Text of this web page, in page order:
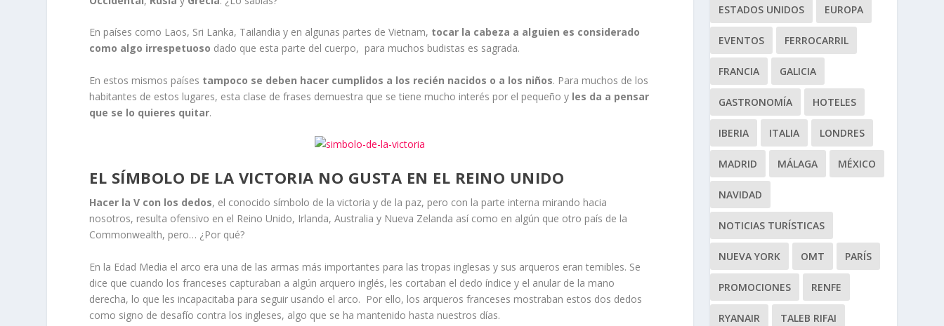
En países como Laos, Sri Lanka, Tailandia y en algunas partes de Vietnam, tocar la cabeza a alguien es considerado
como algo irrespetuoso dado que esta parte del cuerpo, para muchos budistas es sagrada.
En estos mismos países tampoco se deben hacer cumplidos a los recién nacidos o a los niños. Para muchos de los
habitantes de estos lugares, esta clase de frases demuestra que se tiene mucho interés por el pequeño y les da a pensar
que se lo quieres quitar.
EL SÍMBOLO DE LA VICTORIA NO GUSTA EN EL REINO UNIDO
Hacer la V con los dedos, el conocido símbolo de la victoria y de la paz, pero con la parte interna mirando hacia
nosotros, resulta ofensivo en el Reino Unido, Irlanda, Australia y Nueva Zelanda así como en algún que otro país de la
Commonwealth, pero… ¿Por qué?
En la Edad Media el arco era una de las armas más importantes para las tropas inglesas y sus arqueros eran temibles. Se
dice que cuando los franceses capturaban a algún arquero inglés, les cortaban el dedo índice y el anular de la mano
derecha, lo que les incapacitaba para seguir usando el arco. Por ello, los arqueros franceses mostraban estos dos dedos
como signo de desafío contra los ingleses, algo que se ha mantenido hasta nuestros días.
ESTADOS UNIDOS EUROPA
EVENTOS FERROCARRIL
FRANCIA GALICIA
GASTRONOMÍA HOTELES
IBERIA ITALIA LONDRES
MADRID MÁLAGA MÉXICO
NAVIDAD
NOTICIAS TURÍSTICAS
NUEVA YORK OMT PARÍS
PROMOCIONES RENFE
RYANAIR TALEB RIFAI